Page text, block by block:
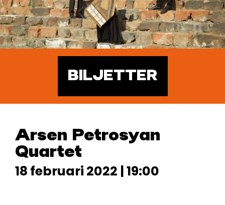
BILJETTER
Arsen Petrosyan
Quartet
18 februari 2022 | 19:00